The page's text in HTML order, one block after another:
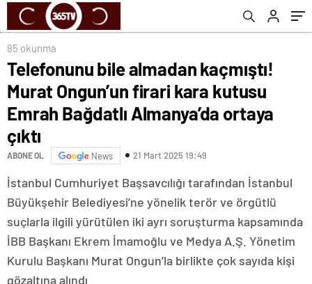
Almanya’da ortaya çıktı
85 okunma
Telefonunu bile almadan kaçmıştı!
Murat Ongun’un firari kara kutusu
Emrah Bağdatlı Almanya’da ortaya
çıktı
ABONE OL News 21 Mart 2025 19:49
İstanbul Cumhuriyet Başsavcılığı tarafından İstanbul
Büyükşehir Belediyesi’ne yönelik terör ve örgütlü
suçlarla ilgili yürütülen iki ayrı soruşturma kapsamında
İBB Başkanı Ekrem İmamoğlu ve Medya A.Ş. Yönetim
Kurulu Başkanı Murat Ongun’la birlikte çok sayıda kişi
gözaltına alındı.